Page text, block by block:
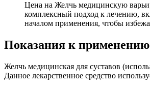
Цена на Желчь медицинскую
комплексный подход к лечению,
началом применения, чтобы
Показания к применению
Желчь медицинская для суставов
Данное лекарственное средство